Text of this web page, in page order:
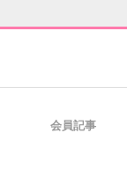
会員記事